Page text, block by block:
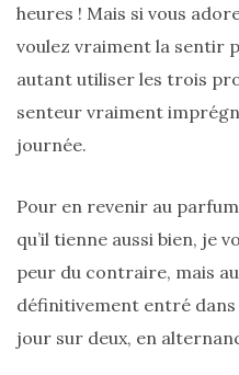
DU BLOG
Actualités
beauté
Conseils
heures ! Mais si vous
voulez vraiment la sentir
autant utiliser les trois
senteur vraiment
journée.
Pour en revenir au
qu’il tienne aussi bien, je
peur du contraire, mais
définitivement entré dans
jour sur deux, en